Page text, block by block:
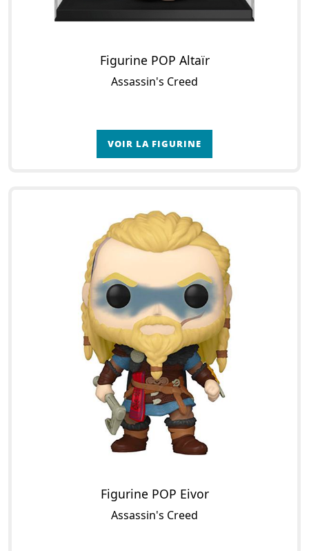
Figurine POP Altaïr
Assassin's Creed
VOIR LA FIGURINE
Figurine POP Eivor
Assassin's Creed